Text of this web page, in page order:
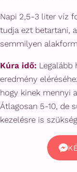
Napi 2,5-3 liter víz
tudja ezt betartani,
semmilyen
Kúra idő: Legalább
eredmény
hogy kinek mennyi
Átlagosan 5-10, de
kezelésre is